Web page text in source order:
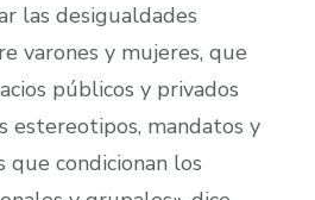
las desigualdades
varones y mujeres, que
públicos y privados
estereotipos, mandatos y
que condicionan los